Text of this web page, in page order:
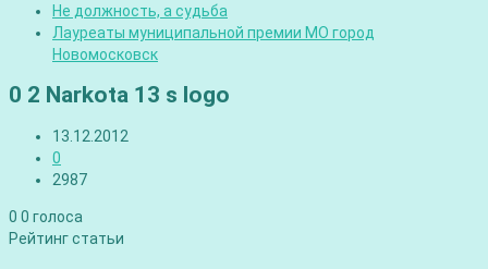
Не должность, а судьба
Лауреаты муниципальной премии МО город
Новомосковск
0 2 Narkota 13 s logo
13.12.2012
0
2987
0 0 голоса
Рейтинг статьи